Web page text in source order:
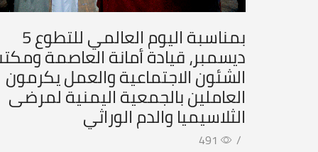
بمناسبة اليوم العالمي للتطوع 5
ديسمبر، قيادة أمانة العاصمة
الشئون الاجتماعية والعمل يكرمون
العاملين بالجمعية اليمنية لمرضى
الثلاسيميا والدم الوراثي
/
491